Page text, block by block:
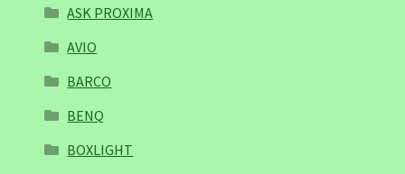
ASK PROXIMA
AVIO
BARCO
BENQ
BOXLIGHT